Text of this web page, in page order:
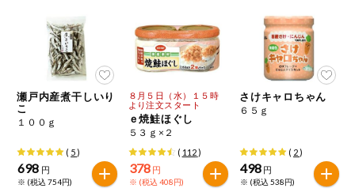
瀬戸内産煮干しいり
こ
１００ｇ
( 5)
698 円
※ (税込 754円)
８月５日（水）１５時
より注文スタート
ｅ焼鮭ほぐし
５３ｇ×２
( 112)
378 円
※ (税込 408円)
さけキャロちゃん
６５ｇ
( 2)
498 円
※ (税込 538円)